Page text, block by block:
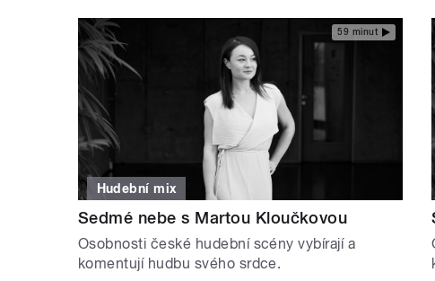
59 minut
Hudební mix
Sedmé nebe s Martou Kloučkovou
Osobnosti české hudební scény vybírají a
komentují hudbu svého srdce.